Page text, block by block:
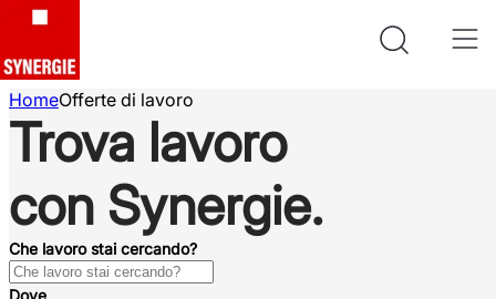
HomeOfferte di lavoro
Trova lavoro
con Synergie.
Che lavoro stai cercando?
Dove